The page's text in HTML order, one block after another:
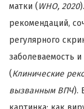
матки (WHO, 2020
рекомендаций,
регулярного
заболеваемость
(Клинические
вызванным ВПЧ).